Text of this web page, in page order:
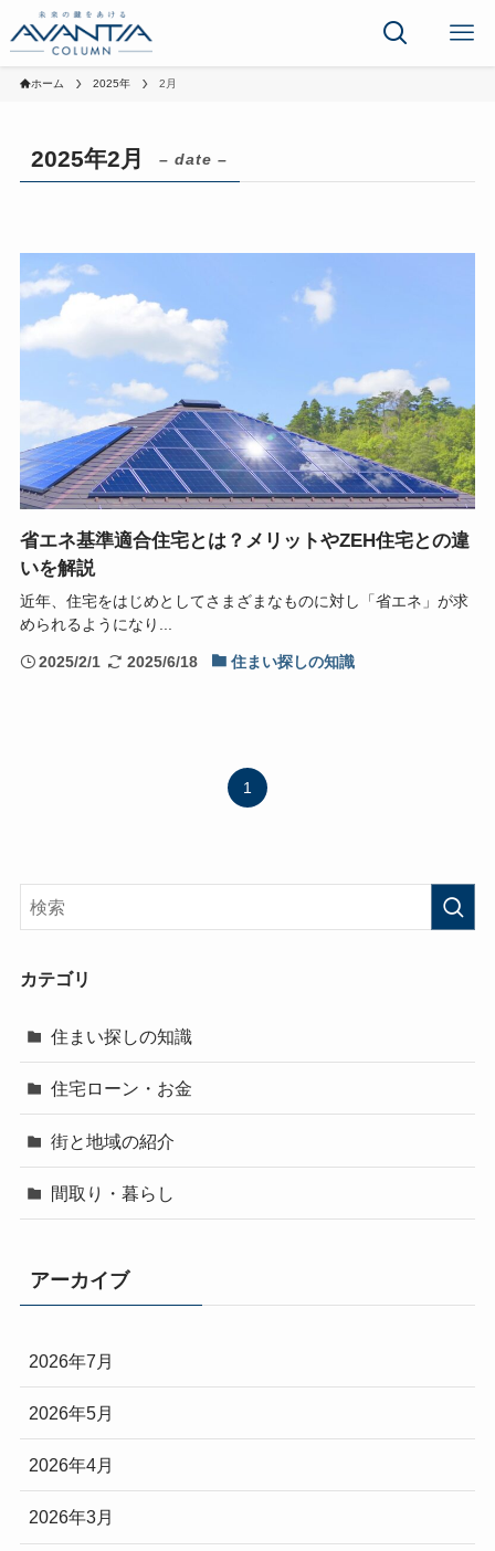
ホーム 2025年 2月
2025年2月 – date –
省エネ基準適合住宅とは？メリットやZEH住宅との違
いを解説
近年、住宅をはじめとしてさまざまなものに対し「省エネ」が求
められるようになり...
2025/2/1 2025/6/18 住まい探しの知識
1
カテゴリ
住まい探しの知識
住宅ローン・お金
街と地域の紹介
間取り・暮らし
アーカイブ
2026年7月
2026年5月
2026年4月
2026年3月